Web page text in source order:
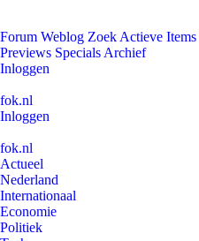
Forum Weblog Zoek Actieve Items
Previews Specials Archief
Inloggen
fok.nl
Inloggen
fok.nl
Actueel
Nederland
Internationaal
Economie
Politiek